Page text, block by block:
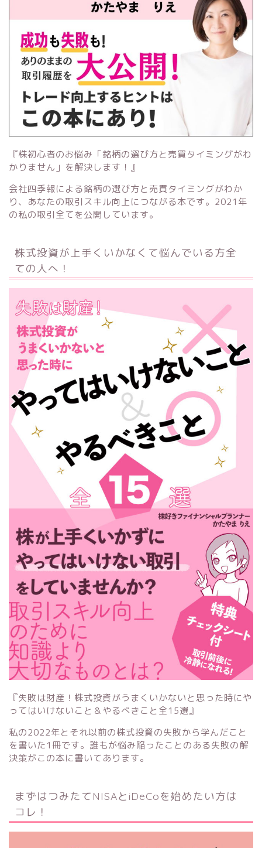
『株初心者のお悩み「銘柄の選び方と売買タイミングがわ
かりません」を解決します！』
会社四季報による銘柄の選び方と売買タイミングがわか
り、あなたの取引スキル向上につながる本です。2021年
の私の取引全てを公開しています。
株式投資が上手くいかなくて悩んでいる方全
ての人へ！
『失敗は財産！株式投資がうまくいかないと思った時にや
ってはいけないこと＆やるべきこと全15選』
私の2022年とそれ以前の株式投資の失敗から学んだこと
を書いた1冊です。誰もが悩み陥ったことのある失敗の解
決策がこの本に書いてあります。
まずはつみたてNISAとiDeCoを始めたい方は
コレ！